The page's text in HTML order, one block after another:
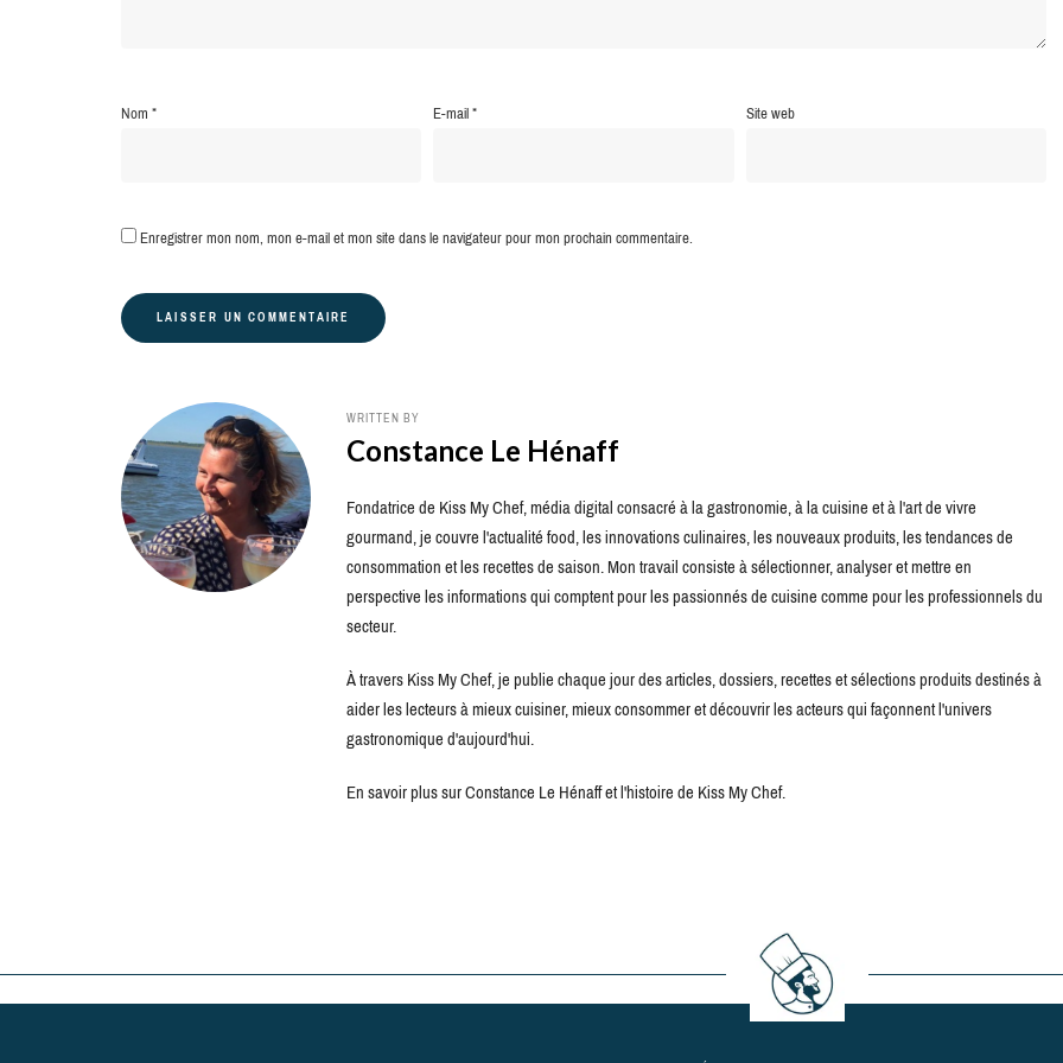
Nom* E-mail* Site web
Enregistrer mon nom, mon e-mail et mon site dans le navigateur pour mon prochain commentaire.
WRITTEN BY
Constance Le Hénaff
Fondatrice de Kiss My Chef, média digital consacré à la gastronomie, à la cuisine et à l'art de vivre
gourmand, je couvre l'actualité food, les innovations culinaires, les nouveaux produits, les tendances de
consommation et les recettes de saison. Mon travail consiste à sélectionner, analyser et mettre en
perspective les informations qui comptent pour les passionnés de cuisine comme pour les professionnels du
secteur.
À travers Kiss My Chef, je publie chaque jour des articles, dossiers, recettes et sélections produits destinés à
aider les lecteurs à mieux cuisiner, mieux consommer et découvrir les acteurs qui façonnent l'univers
gastronomique d'aujourd'hui.
En savoir plus sur Constance Le Hénaff et l'histoire de Kiss My Chef.